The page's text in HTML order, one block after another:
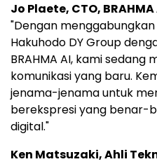
Jo Plaete, CTO, BRAHMA
"Dengan
Hakuhodo DY Group
BRAHMA AI, kami
komunikasi yang baru.
jenama-jenama untuk
berekspresi yang benar-
digital."
Ken Matsuzaki, Ahli